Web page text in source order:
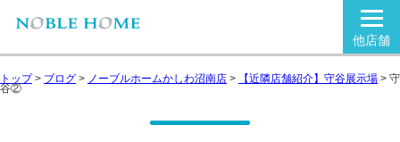
他店舗
トップ> ブログ > ノーブルホームかしわ沼南店 > 【近隣店舗紹介】守谷展示場 > 守
谷②